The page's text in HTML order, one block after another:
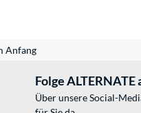
Anfang
Folge ALTERNATE
Über unsere Social-